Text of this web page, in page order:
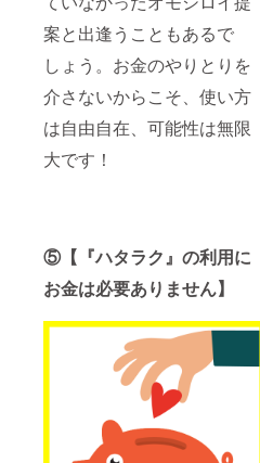
案と出逢うこともあるで
しょう。お金のやりとりを
介さないからこそ、使い方
は自由自在、可能性は無限
大です！
⑤【『ハタラク』の利用に
お金は必要ありません】